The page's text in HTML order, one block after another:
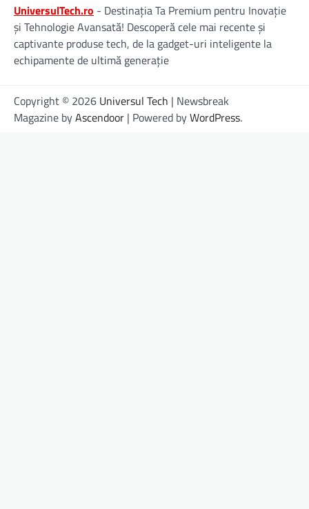
UniversulTech.ro - Destinația Ta Premium pentru Inovație
și Tehnologie Avansată! Descoperă cele mai recente și
captivante produse tech, de la gadget-uri inteligente la
echipamente de ultimă generație
Copyright © 2026 Universul Tech | Newsbreak
Magazine byAscendoor | Powered byWordPress.